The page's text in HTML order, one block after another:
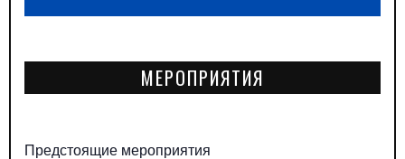
МЕРОПРИЯТИЯ
Предстоящие мероприятия